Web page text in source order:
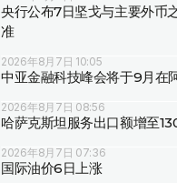
央行公布7日坚戈与主要外币
准
2026年8月7日 10:05
中亚金融科技峰会将于9月在
2026年8月7日 08:56
哈萨克斯坦服务出口额增至
2026年8月7日 07:36
国际油价6日上涨